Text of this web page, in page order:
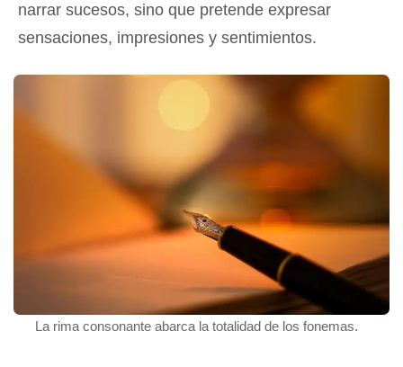
narrar sucesos, sino que pretende expresar
sensaciones, impresiones y sentimientos.
La rima consonante abarca la totalidad de los fonemas.